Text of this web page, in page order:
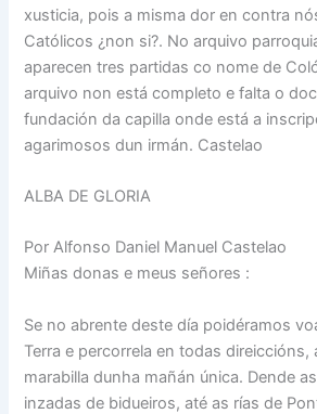
xusticia, pois a misma dor en contra
Católicos ¿non si?. No arquivo
aparecen tres partidas co nome de
arquivo non está completo e falta o
fundación da capilla onde está a
agarimosos dun irmán. Castelao
ALBA DE GLORIA
Por Alfonso Daniel Manuel Castelao
Miñas donas e meus señores :
Se no abrente deste día poidéramos
Terra e percorrela en todas direiccións,
marabilla dunha mañán única. Dende
inzadas de bidueiros, até as rías de